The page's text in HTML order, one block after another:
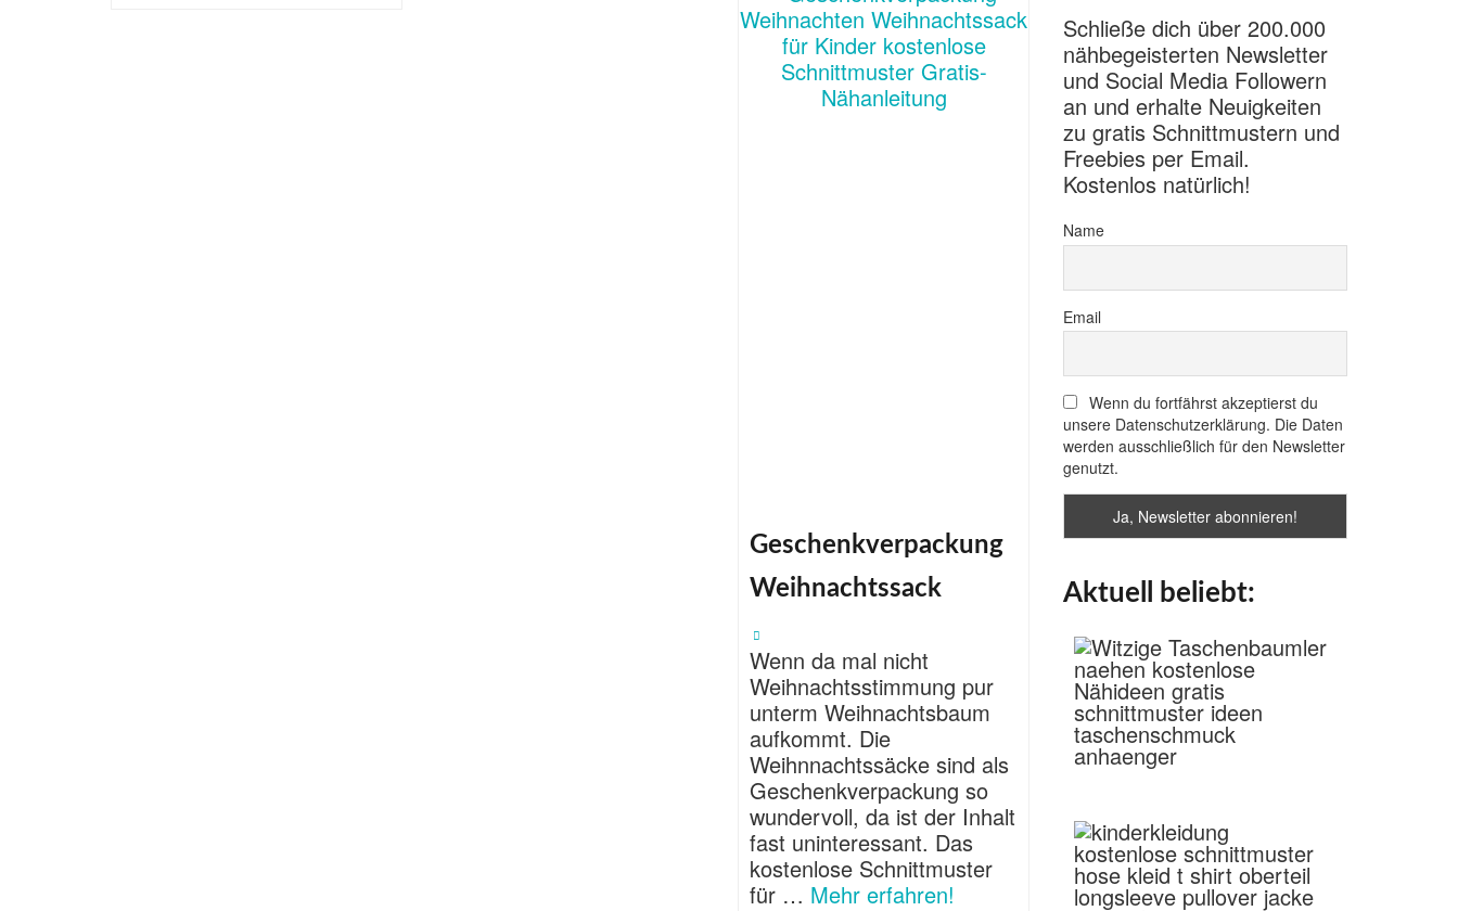
Geschenkverpackung
Weihnachtssack
Wenn da mal nicht
Weihnachtsstimmung pur
unterm Weihnachtsbaum
aufkommt. Die
Weihnnachtssäcke sind als
Geschenkverpackung so
wundervoll, da ist der Inhalt
fast uninteressant. Das
kostenlose Schnittmuster
für … Mehr erfahren!
Schließe dich über 200.000
nähbegeisterten Newsletter
und Social Media Followern
an und erhalte Neuigkeiten
zu gratis Schnittmustern und
Freebies per Email.
Kostenlos natürlich!
Name
Email
Wenn du fortfährst akzeptierst du
unsere Datenschutzerklärung. Die Daten
werden ausschließlich für den Newsletter
genutzt.
Aktuell beliebt: